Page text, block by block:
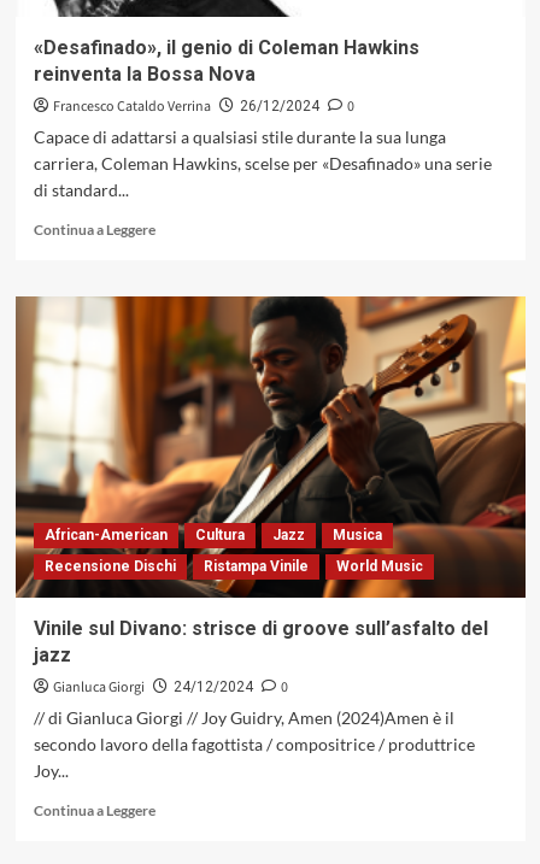
descrive
senza
eccessivo
la
parabola
discendente
«Desafinado», il genio di Coleman Hawkins
reinventa la Bossa Nova
Francesco Cataldo Verrina 26/12/2024
0
Capace di adattarsi a qualsiasi stile durante la sua lunga
carriera, Coleman Hawkins, scelse per «Desafinado» una serie
di standard...
Continua a LeggereLeggi
su
«Desafinado»,
il
genio
Coleman
Hawkins
reinventa
la
Bossa
Nova
African-American Cultura Jazz
Musica
Recensione Dischi
Ristampa Vinile World Music
Vinile sul Divano: strisce di groove sull’asfalto del
jazz
Gianluca Giorgi 24/12/2024
0
// di Gianluca Giorgi // Joy Guidry, Amen (2024)Amen è il
secondo lavoro della fagottista / compositrice / produttrice
Joy...
Continua a LeggereLeggi